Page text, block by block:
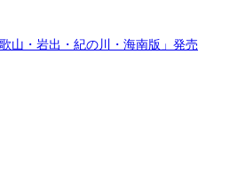
山・岩出・紀の川・海南版」発売